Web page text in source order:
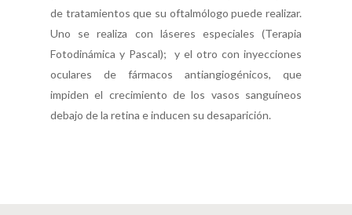
de tratamientos que su oftalmólogo puede realizar.
Uno se realiza con láseres especiales (Terapia
Fotodinámica y Pascal); y el otro con inyecciones
oculares de fármacos antiangiogénicos, que
impiden el crecimiento de los vasos sanguíneos
debajo de la retina e inducen su desaparición.